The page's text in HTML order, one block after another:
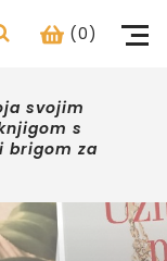
(0)
svojim
s
brigom za